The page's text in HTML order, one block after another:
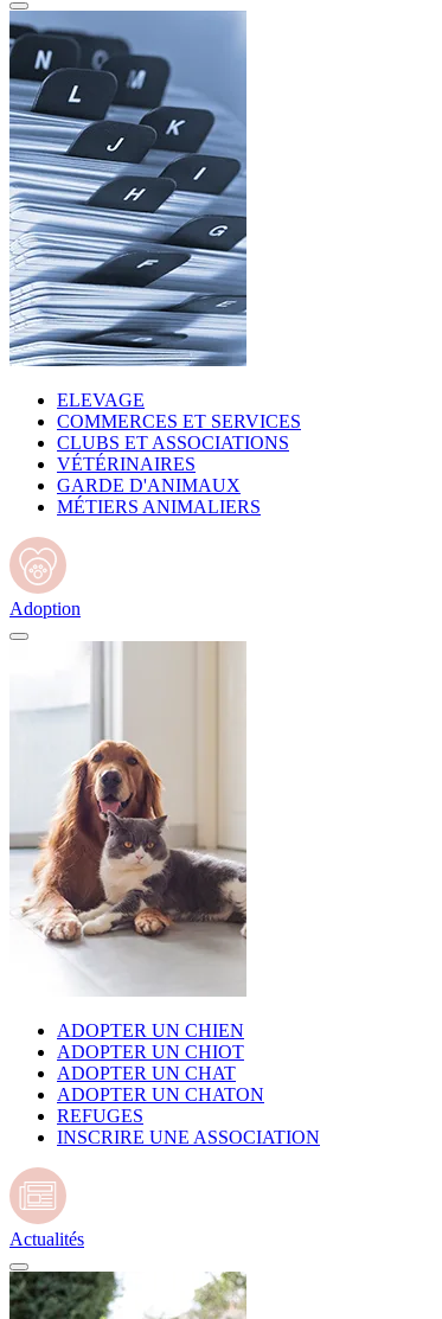
ELEVAGE
COMMERCES ET SERVICES
CLUBS ET ASSOCIATIONS
VÉTÉRINAIRES
GARDE D'ANIMAUX
MÉTIERS ANIMALIERS
Adoption
ADOPTER UN CHIEN
ADOPTER UN CHIOT
ADOPTER UN CHAT
ADOPTER UN CHATON
REFUGES
INSCRIRE UNE ASSOCIATION
Actualités